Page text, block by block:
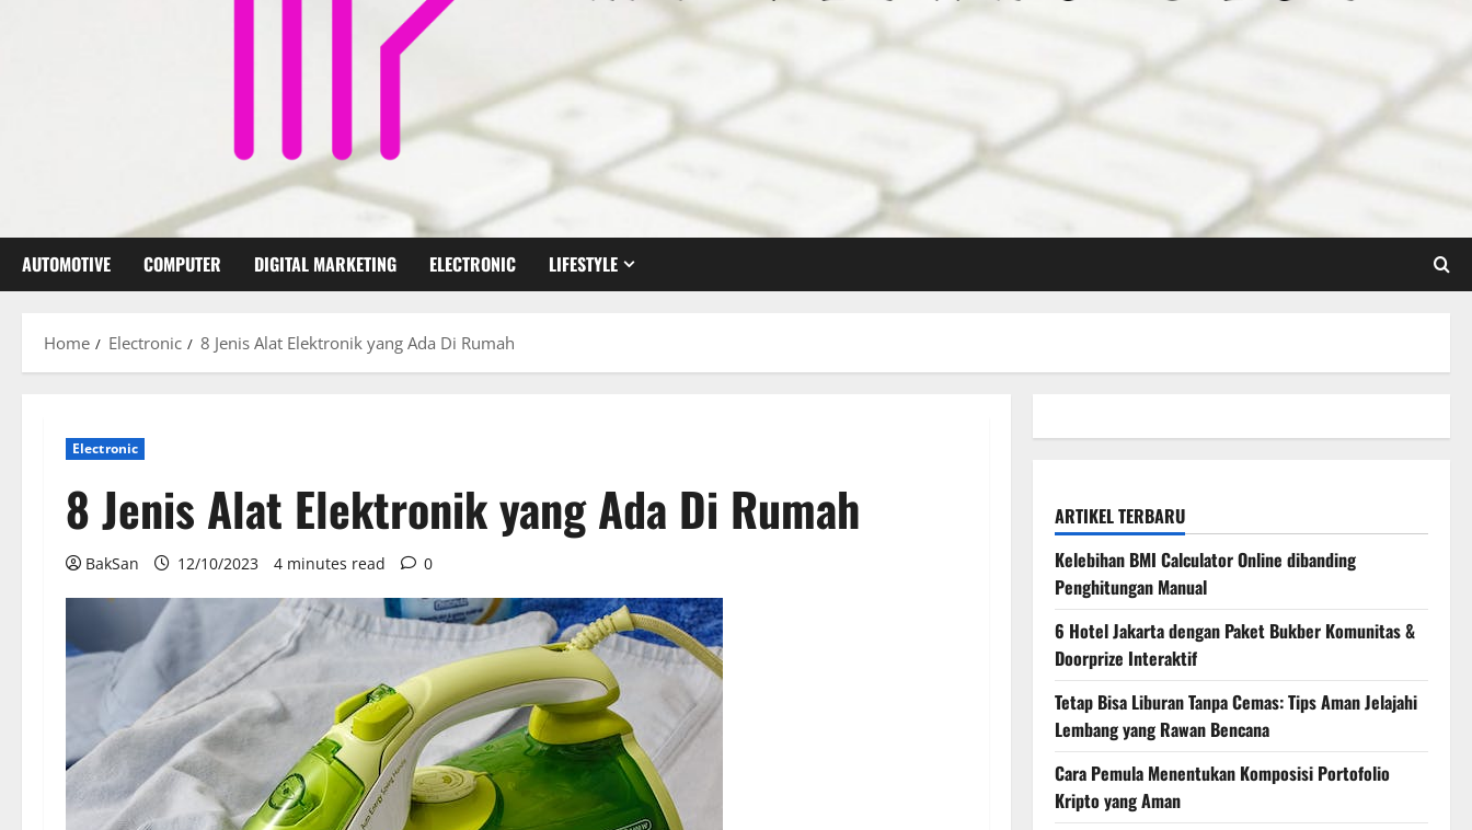
AUTOMOTIVE COMPUTER DIGITAL MARKETING ELECTRONIC LIFESTYLE
Home Electronic 8 Jenis Alat Elektronik yang Ada Di Rumah
Electronic
8 Jenis Alat Elektronik yang Ada Di Rumah
BakSan 12/10/2023 4 minutes read 0
ARTIKEL TERBARU
Kelebihan BMI Calculator Online dibanding
Penghitungan Manual
6 Hotel Jakarta dengan Paket Bukber Komunitas &
Doorprize Interaktif
Tetap Bisa Liburan Tanpa Cemas: Tips Aman Jelajahi
Lembang yang Rawan Bencana
Cara Pemula Menentukan Komposisi Portofolio
Kripto yang Aman